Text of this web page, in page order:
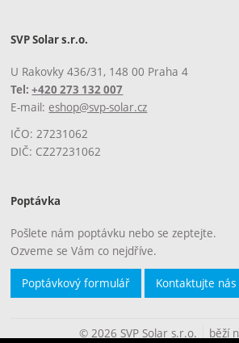
SVP Solar s.r.o.
U Rakovky 436/31, 148 00 Praha 4
Tel:+420 273 132 007
E-mail: eshop@svp-solar.cz
IČO: 27231062
DIČ: CZ27231062
Poptávka
Pošlete nám poptávku nebo se zeptejte.
Ozveme se Vám co nejdříve.
Poptávkový formulář Kontaktujte nás
© 2026 SVP Solar s.r.o. běží